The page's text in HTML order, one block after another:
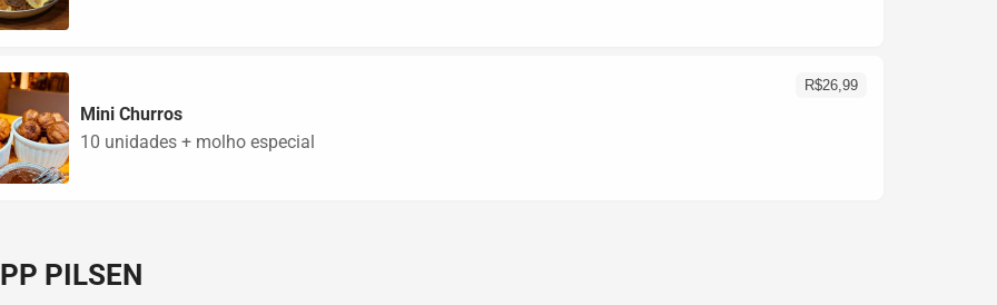
R$26,99
Mini Churros
10 unidades + molho especial
PILSEN